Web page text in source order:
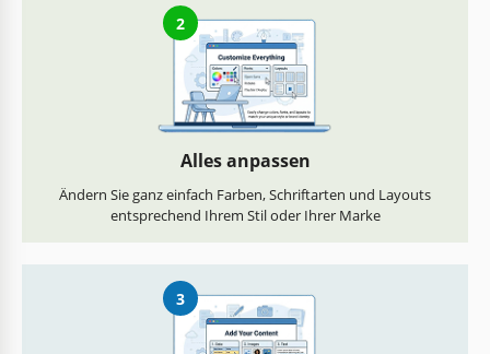
2
Alles anpassen
Ändern Sie ganz einfach Farben, Schriftarten und Layouts
entsprechend Ihrem Stil oder Ihrer Marke
3